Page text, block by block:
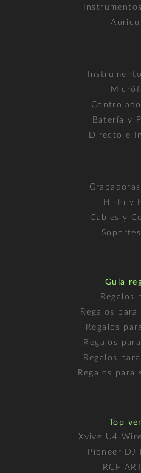
Batería y
Directo e
Hi-Fi y
Cables y
Guía
Regalos
Regalos
Regalos
Regalos
Regalos
Regalos para
Top
Xvive U4
Pioneer DJ
RCF